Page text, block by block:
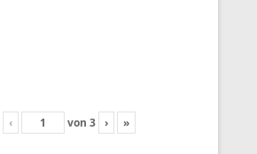
‹ von 3 › »